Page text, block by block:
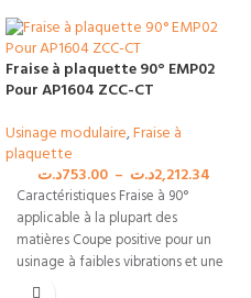
Fraise à plaquette 90° EMP02
Pour AP1604 ZCC-CT
Usinage modulaire,Fraise à
plaquette
753.00د.ت – 2,212.34د.ت
Caractéristiques Fraise à 90°
applicable à la plupart des
matières Coupe positive pour un
usinage à faibles vibrations et une